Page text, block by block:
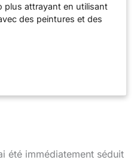
plus attrayant en utilisant
des peintures et des
qui peut correspondre à
pour votre
de qualité : notre
qualité, peinture ultra
épais. La surface est
de large, robuste et
été immédiatement séduit